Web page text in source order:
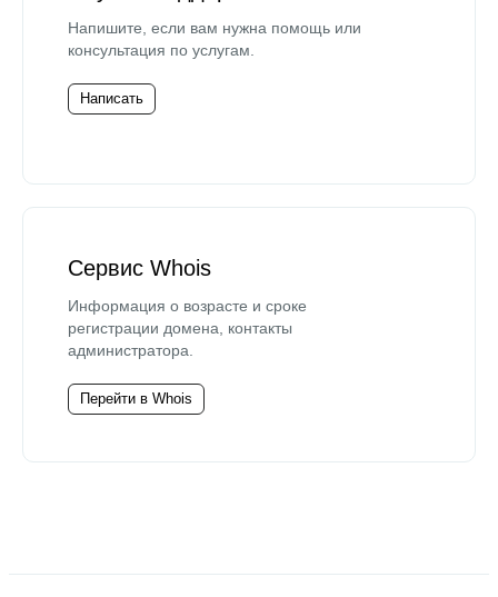
Напишите, если вам нужна помощь или
консультация по услугам.
Написать
Сервис Whois
Информация о возрасте и сроке
регистрации домена, контакты
администратора.
Перейти в Whois